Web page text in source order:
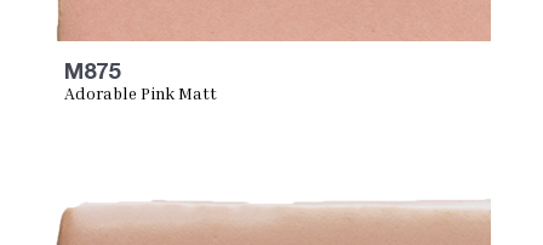
M875
Adorable Pink Matt